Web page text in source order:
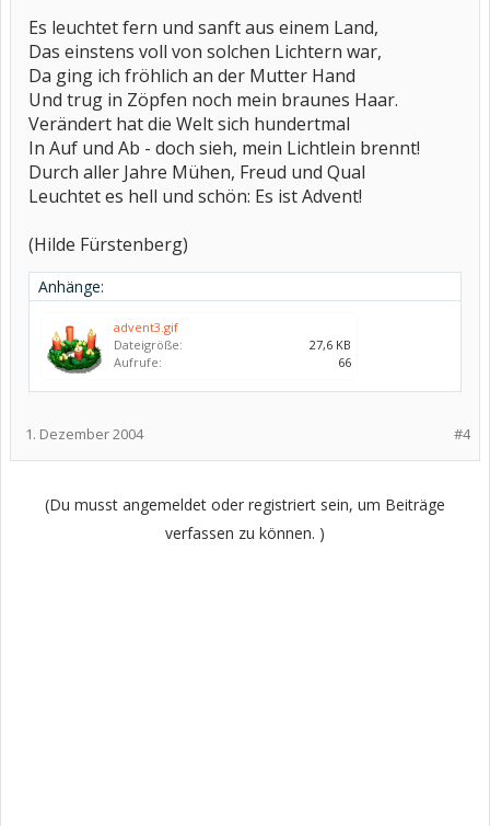
Es leuchtet fern und sanft aus einem Land,
Das einstens voll von solchen Lichtern war,
Da ging ich fröhlich an der Mutter Hand
Und trug in Zöpfen noch mein braunes Haar.
Verändert hat die Welt sich hundertmal
In Auf und Ab - doch sieh, mein Lichtlein brennt!
Durch aller Jahre Mühen, Freud und Qual
Leuchtet es hell und schön: Es ist Advent!
(Hilde Fürstenberg)
Anhänge:
advent3.gif
Dateigröße:
27,6 KB
Aufrufe:
66
#4
1. Dezember 2004
(Du musst angemeldet oder registriert sein, um Beiträge
verfassen zu können. )